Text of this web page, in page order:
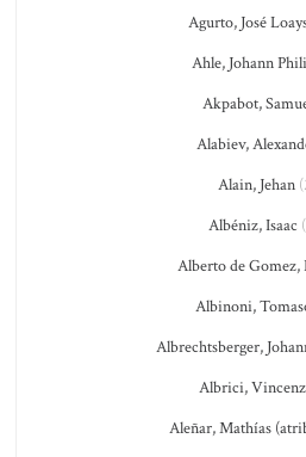
Agurto, José
Ahle, Johann
Akpabot,
Alabiev,
Alain, Jehan
Albéniz, Isaac
Alberto de Gomez,
Albinoni,
Albrechtsberger,
Albrici,
Aleñar, Mathías